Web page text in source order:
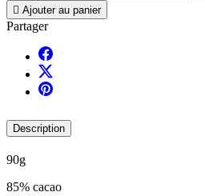
 Ajouter au panier
Partager
Description
90g
85% cacao